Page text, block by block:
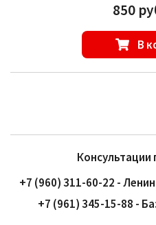
850
В
+7 (960) 311-60-22 -
+7 (961) 345-15-88 -